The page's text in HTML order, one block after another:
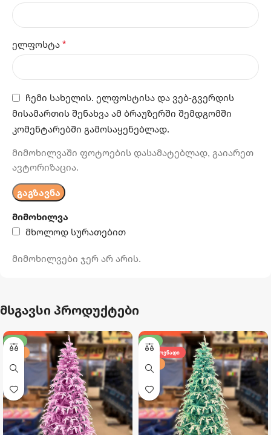
მიმოხილვა
მხოლოდ სურათებით
მიმოხილვები ჯერ არ არის.
ელფოსტა *
ჩემი სახელის. ელფოსტისა და ვებ-გვერდის
მისამართის შენახვა ამ ბრაუზერში შემდგომში
კომენტარებში გამოსაყენებლად.
მიმოხილვაში ფოტოების დასამატებლად, გაიარეთ
ავტორიზაცია.
მსგავსი პროდუქტები
-63%
180 ᲡᲛ
-50%
ᲛᲝᲗᲮᲝᲕᲜᲐᲓᲘ
180 ᲡᲛ